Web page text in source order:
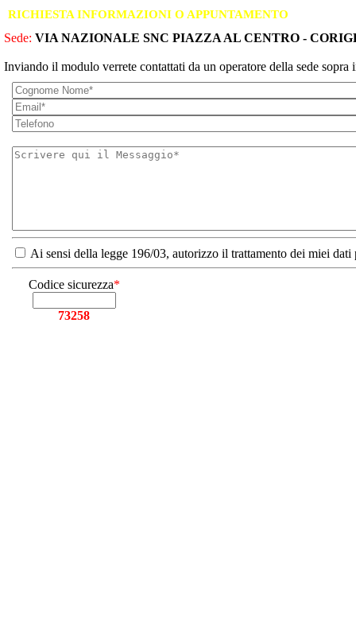
RICHIESTA INFORMAZIONI O APPUNTAMENTO
Sede: VIA NAZIONALE SNC PIAZZA AL CENTRO -
Inviando il modulo verrete contattati da un operatore della sede sopra
Ai sensi della legge 196/03, autorizzo il trattamento dei miei
Codice sicurezza*
73258